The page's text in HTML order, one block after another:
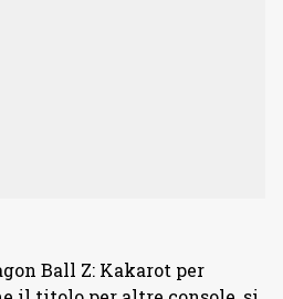
Ball Z: Kakarot per